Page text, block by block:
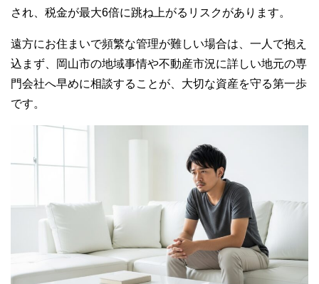
され、税金が最大6倍に跳ね上がるリスクがあります。
遠方にお住まいで頻繁な管理が難しい場合は、一人で抱え
込まず、岡山市の地域事情や不動産市況に詳しい地元の専
門会社へ早めに相談することが、大切な資産を守る第一歩
です。